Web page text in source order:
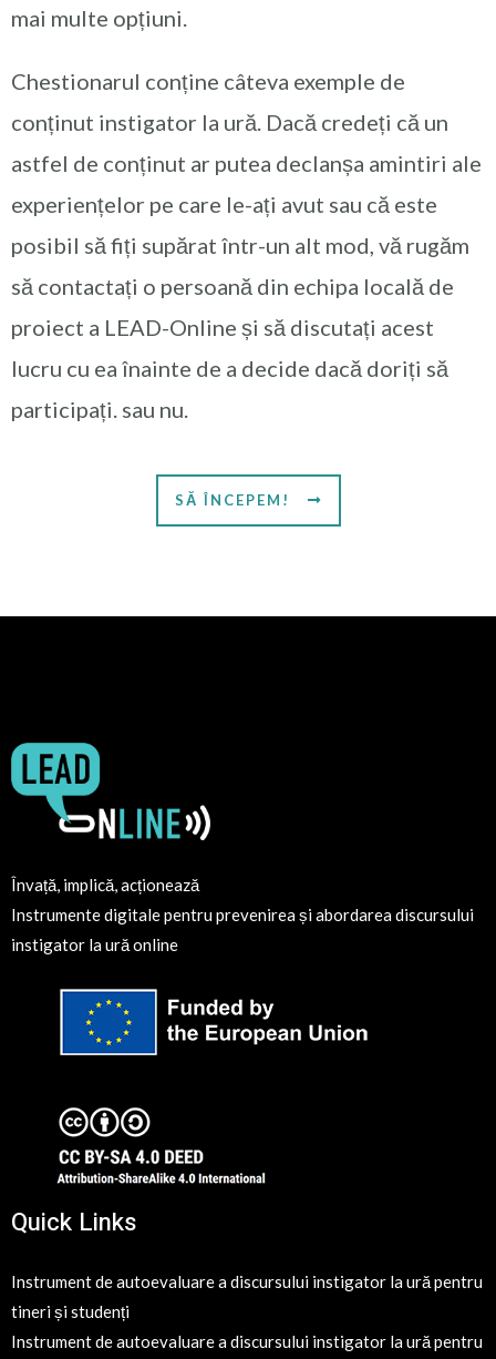
mai multe opțiuni.
Chestionarul conține câteva exemple de
conținut instigator la ură. Dacă credeți că un
astfel de conținut ar putea declanșa amintiri ale
experiențelor pe care le-ați avut sau că este
posibil să fiți supărat într-un alt mod, vă rugăm
să contactați o persoană din echipa locală de
proiect a LEAD-Online și să discutați acest
lucru cu ea înainte de a decide dacă doriți să
participați. sau nu.
SĂ ÎNCEPEM!
Învață, implică, acționează
Instrumente digitale pentru prevenirea și abordarea discursului
instigator la ură online
Quick Links
Instrument de autoevaluare a discursului instigator la ură pentru
tineri și studenți
Instrument de autoevaluare a discursului instigator la ură pentru